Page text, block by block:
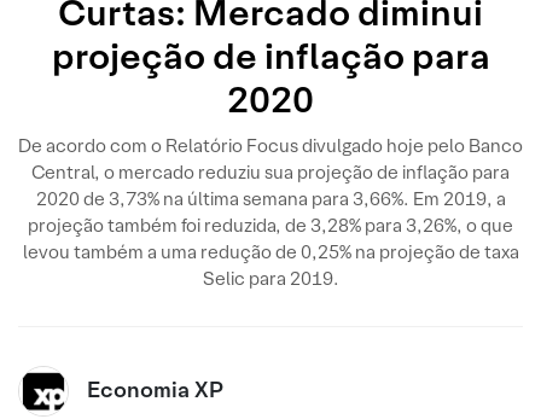
Curtas: Mercado diminui
projeção de inflação para
2020
De acordo com o Relatório Focus divulgado hoje pelo Banco
Central, o mercado reduziu sua projeção de inflação para
2020 de 3,73% na última semana para 3,66%. Em 2019, a
projeção também foi reduzida, de 3,28% para 3,26%, o que
levou também a uma redução de 0,25% na projeção de taxa
Selic para 2019.
Economia XP